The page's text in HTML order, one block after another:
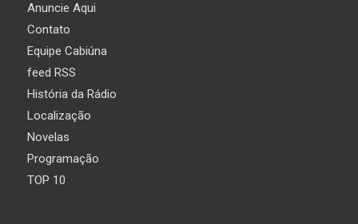
Anuncie Aqui
Contato
Equipe Cabiúna
feed RSS
História da Rádio
Localização
Novelas
Programação
TOP 10